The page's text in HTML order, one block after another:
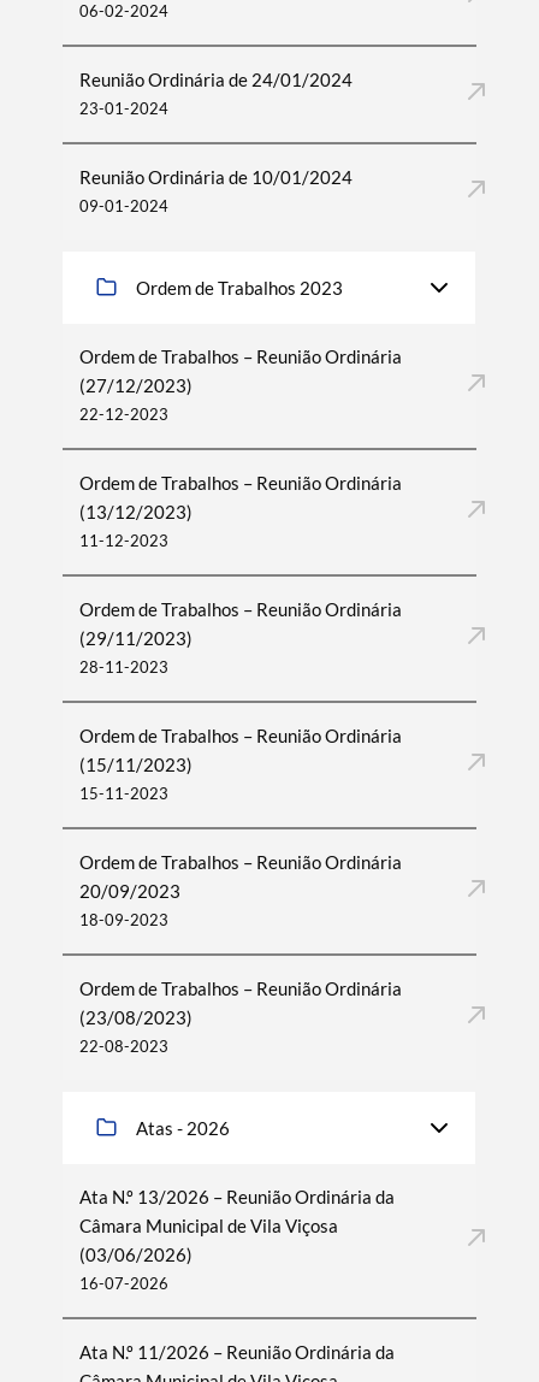
Categorias gerais
06-02-2024
Reunião Ordinária de 24/01/2024
23-01-2024
Reunião Ordinária de 10/01/2024
09-01-2024
Ordem de Trabalhos 2023
Ordem de Trabalhos – Reunião Ordinária
(27/12/2023)
22-12-2023
Ordem de Trabalhos – Reunião Ordinária
(13/12/2023)
11-12-2023
Ordem de Trabalhos – Reunião Ordinária
(29/11/2023)
28-11-2023
Ordem de Trabalhos – Reunião Ordinária
(15/11/2023)
15-11-2023
Ordem de Trabalhos – Reunião Ordinária
20/09/2023
18-09-2023
Ordem de Trabalhos – Reunião Ordinária
(23/08/2023)
22-08-2023
Atas - 2026
Ata N.º 13/2026 – Reunião Ordinária da
Câmara Municipal de Vila Viçosa
(03/06/2026)
16-07-2026
Ata N.º 11/2026 – Reunião Ordinária da